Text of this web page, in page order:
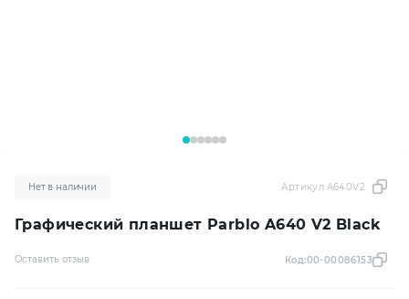
Графический планшет Parblo A640 V2 Black
Нет в наличии Артикул:A640V2
Оставить отзыв Код:00-00086153